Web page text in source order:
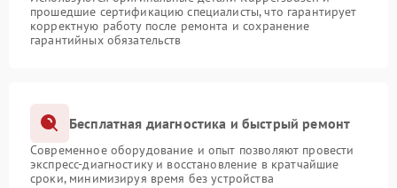
прошедшие сертификацию специалисты, что гарантирует
корректную работу после ремонта и сохранение
гарантийных обязательств
Бесплатная диагностика и быстрый ремонт
Современное оборудование и опыт позволяют провести
экспресс-диагностику и восстановление в кратчайшие
сроки, минимизируя время без устройства